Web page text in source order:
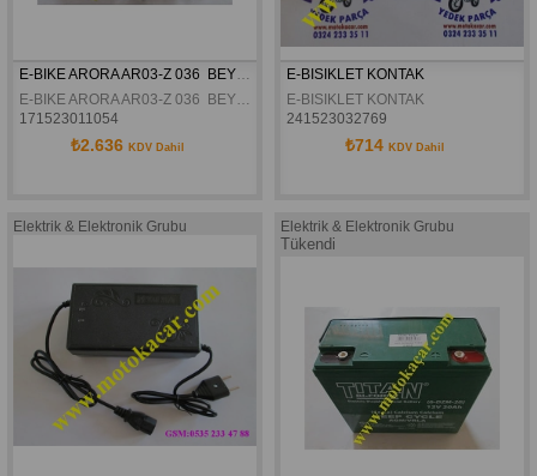
E-BIKE ARORA AR03-Z 036  BEYIN 60V ORJINAL
E-BIKE ARORA AR03-Z 036  BEYIN 60V ORJINAL
171523011054
₺2.636 KDV Dahil
E-BISIKLET KONTAK
E-BISIKLET KONTAK
241523032769
₺714 KDV Dahil
Elektrik & Elektronik Grubu Elektrik & Elektronik Grubu
Tükendi